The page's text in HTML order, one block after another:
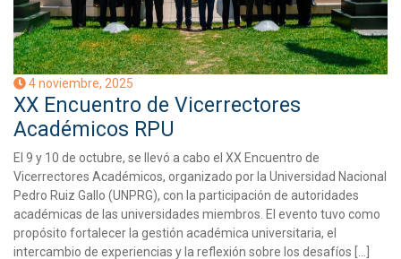
4 noviembre, 2025
XX Encuentro de Vicerrectores
Académicos RPU
El 9 y 10 de octubre, se llevó a cabo el XX Encuentro de
Vicerrectores Académicos, organizado por la Universidad Nacional
Pedro Ruiz Gallo (UNPRG), con la participación de autoridades
académicas de las universidades miembros. El evento tuvo como
propósito fortalecer la gestión académica universitaria, el
intercambio de experiencias y la reflexión sobre los desafíos […]